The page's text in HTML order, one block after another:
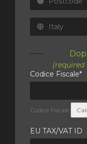
(required
Codice Fiscale*
Codice Fiscale
EU TAX/VAT ID